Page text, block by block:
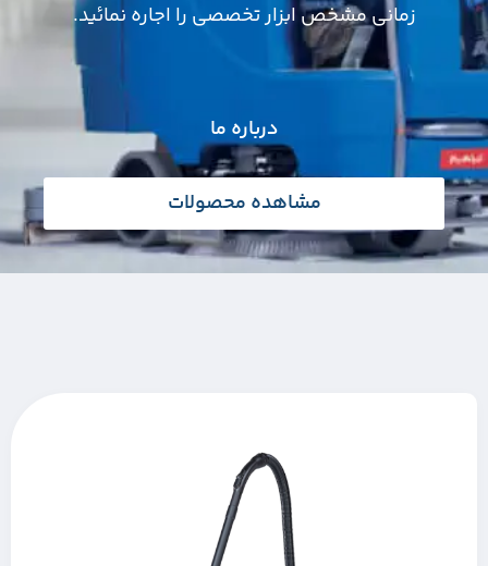
زمانی مشخص ابزار تخصصی را اجاره نمائید.
درباره ما
مشاهده محصولات